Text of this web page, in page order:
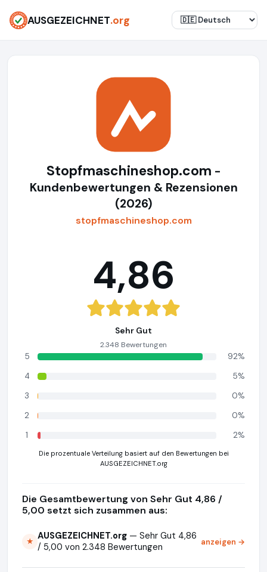
AUSGEZEICHNET.org
Stopfmaschineshop.com -
Kundenbewertungen & Rezensionen
(2026)
stopfmaschineshop.com
4,86
Sehr Gut
2.348 Bewertungen
5
92%
4
5%
3
0%
2
0%
1
2%
Die prozentuale Verteilung basiert auf den Bewertungen bei
AUSGEZEICHNET.org
Die Gesamtbewertung von Sehr Gut 4,86 /
5,00 setzt sich zusammen aus:
★ AUSGEZEICHNET.org — Sehr Gut 4,86
/ 5,00 von 2.348 Bewertungen
anzeigen →